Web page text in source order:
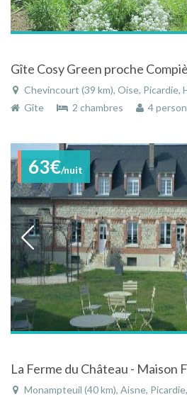
Gîte Cosy Green proche
Chevincourt (39 km), Oise, Picardie,
Gîte
2 chambres 4
63€/nuit
La Ferme du Château - Maison
Monampteuil (40 km), Aisne,